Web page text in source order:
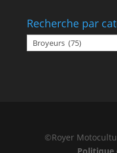
Recherche par
©Royer